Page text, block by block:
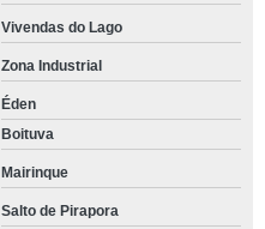
Vivendas do Lago
Zona Industrial
Éden
Boituva
Mairinque
Salto de Pirapora